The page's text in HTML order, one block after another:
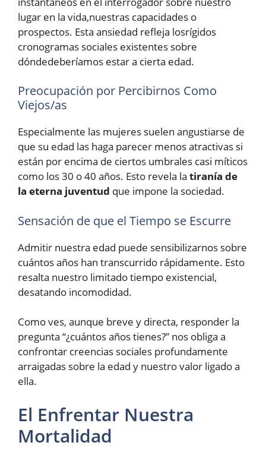
lugar en la vida,nuestras capacidades o
prospectos. Esta ansiedad refleja losrígidos
cronogramas sociales existentes sobre
dóndedeberíamos estar a cierta edad.
Preocupación por Percibirnos Como
Viejos/as
Especialmente las mujeres suelen angustiarse de
que su edad las haga parecer menos atractivas si
están por encima de ciertos umbrales casi míticos
como los 30 o 40 años. Esto revela la tiranía de
la eterna juventud que impone la sociedad.
Sensación de que el Tiempo se Escurre
Admitir nuestra edad puede sensibilizarnos sobre
cuántos años han transcurrido rápidamente. Esto
resalta nuestro limitado tiempo existencial,
desatando incomodidad.
Como ves, aunque breve y directa, responder la
pregunta “¿cuántos años tienes?” nos obliga a
confrontar creencias sociales profundamente
arraigadas sobre la edad y nuestro valor ligado a
ella.
El Enfrentar Nuestra
Mortalidad